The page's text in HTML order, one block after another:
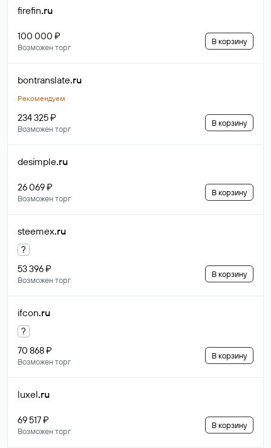
firefin.ru
100 000 ₽
Возможен торг
В корзину
bontranslate.ru
Рекомендуем
234 325 ₽
Возможен торг
В корзину
desimple.ru
26 069 ₽
Возможен торг
В корзину
steemex.ru
?
53 396 ₽
Возможен торг
В корзину
ifcon.ru
?
70 868 ₽
Возможен торг
В корзину
luxel.ru
69 517 ₽
Возможен торг
В корзину